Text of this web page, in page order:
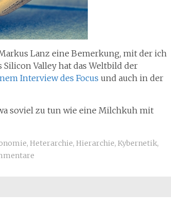
Lanz eine Bemerkung, mit der ich
Valley hat das Weltbild der
Interview des Focus und auch in der
soviel zu tun wie eine Milchkuh mit
, Heterarchie, Hierarchie, Kybernetik,